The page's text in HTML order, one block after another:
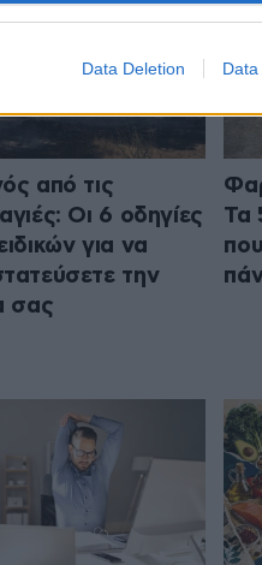
Data Deletion Data
από τις
Οι 6 οδηγίες
για να
την
σας
Τα